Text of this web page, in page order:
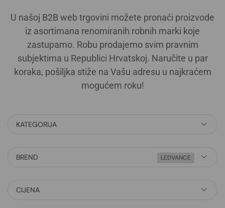
U našoj B2B web trgovini možete pronaći proizvode
iz asortimana renomiranih robnih marki koje
zastupamo. Robu prodajemo svim pravnim
subjektima u Republici Hrvatskoj. Naručite u par
koraka, pošiljka stiže na Vašu adresu u najkraćem
mogućem roku!
KATEGORIJA
BREND LEDVANCE
CIJENA